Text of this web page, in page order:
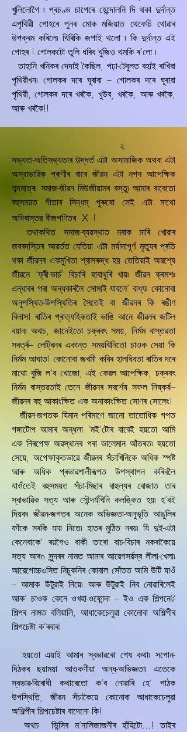
খুলিলোগৈ ৷ প্ৰচণ্ড চাপেৰে হেন্দোলনি দি থকা দুৰ্দান্ত
এপৃথিৱী পোহৰে পুনৰ মোক মজিয়াত থেকেচি থোৱাৰ
উপক্ৰম কৰিলে৷ খিৰিকি জপাই থলো ৷ কি দুৰ্দান্ত এই
পোহৰ ! গোলকটো তুলি ধৰিব খুজিও থমকি ৰ’লো ৷
তাহানি খনিকৰ দেদাই কৈছিল, পঢ়া-টেবুলত বহাই ৰাখিবা
পৃথিৱীখন৷ গোলকৰ দৰে ঘূৰাবা – গোলকৰ দৰে ঘূৰাবা
পৃথিৱী, গোলকৰ দৰে খৰকৈ, খুউব¸ খৰকৈ, আৰু খৰকৈ,
আৰু খৰকৈ!!
২
সভ্যতা-অতিসভ্যতাৰ ঊদ্ধৰ্ত এটা অসামাজিক অথবা এটা
অস্বাভাৱিক প্ৰাণীৰ বাবে জীৱন এটা নগ্ন আপেক্ষিক
শব্দমাত্ৰ৷ সমাজ-জীৱন মিউজীয়ামৰ বস্তু৷ আমাৰ বাবেতো
বহুসময়ত গীতাৰ সিদ্ধম্‌ পুৰুষো সেই এটা মাথো
অধিবাস্তৱ বীজগণিতৰ x !
তথাকথিত সমাজ-ব্যৱস্থাত মৰাক মাৰি খোৱাৰ
জবৰদস্তিৰ আৱৰ্তত যেতিয়া এটা মৰ্যাদাপূৰ্ণ মৃতু্যৰ প্ৰতি
থকা জীৱনৰ একমুখিতা শ্বাসৰুদ্ধ হয় তেতিয়াই অৱশ্যে
জীৱনে ‘ফ্ৰী-ভাৰ্চ’ বিচাৰি হাবাথুৰি খায়৷ জীৱন ক্ৰমশঃ
এন্ধাৰৰ পৰা অন্ধকাৰলৈ সোমাই যাবলে’ বাধ্য৷ কোনোবা
অনুপস্থিত-উপস্থিতিৰ সৈতেই বা জীৱনৰ কি ৰঙীণ
বিলাস! ৰাতিৰ প্ৰাত্যহিকতাই ভাঙি আনে জীৱনৰ জটিল
বয়ান৷ অথচ, জানেইতো চক্ৰবৎ সময়, নিৰ্মম বাস্তৱতা
সবৰ্ত্ৰ– লেট্ৰিনৰ একান্ত সময়খিনিতো চাওক সেয়া কি
নিৰ্মম আঘাত! কোনোবা জখমী কবিৰ হালধিবতা ৰাতিৰ দৰে
মাথো বুজি ল’ব খোজো, এই কেৱল আপেক্ষিক, চক্ৰবৎ
নিৰ্মম বাস্তৱতাই তেনে জীৱনৰ সবৰ্শেষ সফল নিষ্কৰ্ষ–
জীৱনৰ বহু আকাংক্ষিত এক অনাকাংক্ষিত সোণৰ সোলেং!
জীৱন-জগতক যিমান পৰিমাণে জানো তাতোধিক গপত
গঙ্গাটোপ আমাৰ অন্ধলা ‘মই’টোৰ বাবেই হয়তো আমি
এক নিৰপেক্ষ অৱস্থানৰ পৰা ভালেমান আঁতৰত৷ হয়তো
সেয়ে, অপেক্ষাকৃতভাৱে জীৱনৰ সঁচাখিনিকে অধিক স্পষ্ট
আৰু অধিক প্ৰভাৱশালীৰূপত উপস্থাপন কৰিবলৈ
যাওঁতেই বহুসময়ত সঁচা-মিছাৰ বাহুল্যৰ বোজাত তাৰ
স্বাভাৱিক সত্য আৰু সৌন্দৰ্যখিনি কলঙ্কিত হয়৷ হ’বই
দিয়ক৷ জীৱন-জগতৰ অনেক অভিজ্ঞতা-অনুভূতি আঙুলিৰ
ফাঁকে সৰকি যায় নিতে৷ হাতৰ মুঠিত নৰয়৷ যি দুই-এটা
কেনেবাকে’ ৰয়গৈও বাকী তাৰো বাচ-বিচাৰ নকৰাকৈয়ে
সত্য আৰn সুন্দৰৰ নামত আমাৰ আৱেগসৰ্ৱস্ব লীলা-খেলা৷
আৱেগোচ্চ৩সিত নিচুকনিৰ কোবাল সোঁতত আমি উটি যাওঁ
– আমাক উটুৱাই নিয়ে৷ আৰু উটুৱাই নিব নোৱাৰিলেই
আক’ চাওক কেনে ওখহা-ওফোন্দা – ইও এক শিল্পনে?
শিল্পৰ নামত বলিয়ালি, আধাকেচেলুৱা কোনোবা অশিল্পীৰ
শিল্পচেষ্টা ক’ৰবাৰ!
হয়তো এয়াই আমাৰ স্বভাৱৰো শেষ কথা৷ সপোন-
দিঠকৰ ছয়াময়া আওকণীয়া অন্ধ-অভিজ্ঞতা৷ এতেকে
স্বভাৱ-বিৰোধী কথাৰেতো ক’ব নোৱাৰি হে’ পাঠক
উপস্থিতি, জীৱন সঁচাকৈয়ে কোনোবা আধাকেচেলুৱা
অশিল্পীৰ শিল্পচেষ্টাৰ বাদেনো কি!
অথচ ভিন্সিৰ ম’নালিজাজনীৰ হাঁহিটো...! তাইৰ